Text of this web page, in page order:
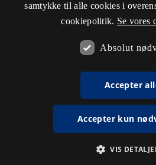
samtykke til alle cookies i
cookiepolitik. Se vores
Absolut
Accepter
Accepter kun
VIS